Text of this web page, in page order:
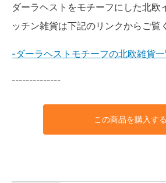
ダーラヘストをモチーフにした北欧
ッチン雑貨は下記のリンクからご覧
-ダーラヘストモチーフの北欧雑貨
--------------
この商品を購入する